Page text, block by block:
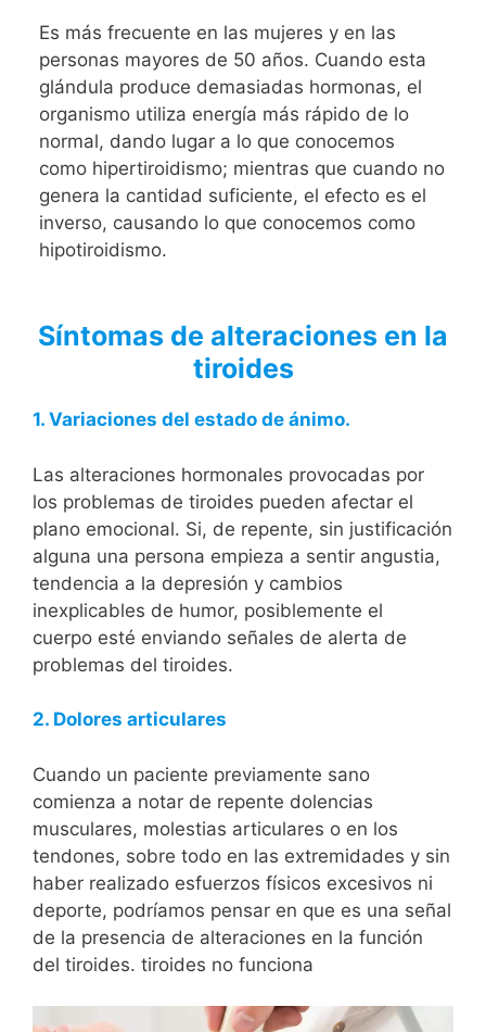
Es más frecuente en las mujeres y en las
personas mayores de 50 años. Cuando esta
glándula produce demasiadas hormonas, el
organismo utiliza energía más rápido de lo
normal, dando lugar a lo que conocemos
como hipertiroidismo; mientras que cuando no
genera la cantidad suficiente, el efecto es el
inverso, causando lo que conocemos como
hipotiroidismo.
Síntomas de alteraciones en la
tiroides
1. Variaciones del estado de ánimo.
Las alteraciones hormonales provocadas por
los problemas de tiroides pueden afectar el
plano emocional. Si, de repente, sin justificación
alguna una persona empieza a sentir angustia,
tendencia a la depresión y cambios
inexplicables de humor, posiblemente el
cuerpo esté enviando señales de alerta de
problemas del tiroides.
2. Dolores articulares
Cuando un paciente previamente sano
comienza a notar de repente dolencias
musculares, molestias articulares o en los
tendones, sobre todo en las extremidades y sin
haber realizado esfuerzos físicos excesivos ni
deporte, podríamos pensar en que es una señal
de la presencia de alteraciones en la función
del tiroides. tiroides no funciona